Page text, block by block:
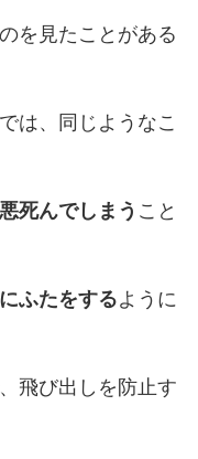
を見たことがある
は、同じようなこ
死んでしまう こと
ふたをするように
飛び出しを防止す